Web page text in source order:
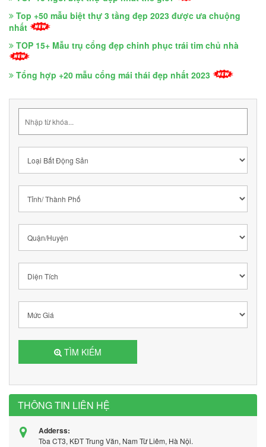
Top +50 mẫu biệt thự 3 tầng đẹp 2023 được ưa chuộng
nhất
TOP 15+ Mẫu trụ cổng đẹp chinh phục trái tim chủ nhà
Tổng hợp +20 mẫu cổng mái thái đẹp nhất 2023
TÌM KIẾM
THÔNG TIN LIÊN HỆ
Adderss:
Tòa CT3, KĐT Trung Văn, Nam Từ Liêm, Hà Nội.